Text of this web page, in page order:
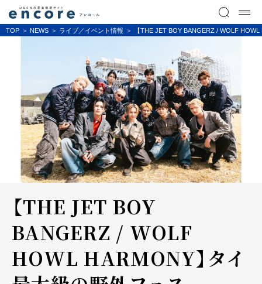
TOP NEWS ライブ／イベント情報 【THE JET BOY BANGERZ / WOLF
【THE JET BOY
BANGERZ / WOLF
HOWL HARMONY】タイ